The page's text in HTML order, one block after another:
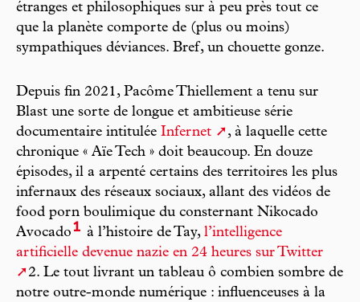
étranges et philosophiques sur à peu près tout ce
que la planète comporte de (plus ou moins)
sympathiques déviances. Bref, un chouette gonze.
Depuis fin 2021, Pacôme Thiellement a tenu sur
Blast une sorte de longue et ambitieuse série
documentaire intitulée Infernet
, à laquelle cette
chronique « Aïe Tech » doit beaucoup. En douze
épisodes, il a arpenté certains des territoires les plus
infernaux des réseaux sociaux, allant des vidéos de
food porn boulimique du consternant Nikocado
Avocado1 à l’histoire de Tay, l’intelligence
artificielle devenue nazie en 24 heures sur Twitter
2. Le tout livrant un tableau ô combien sombre de
notre outre-monde numérique : influenceuses à la